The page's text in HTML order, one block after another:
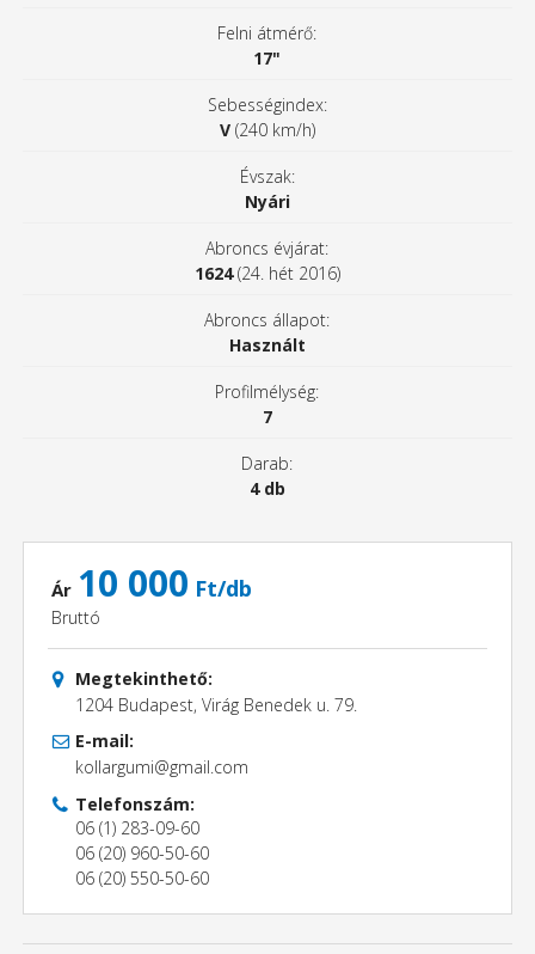
Felni átmérő:
17"
Sebességindex:
V (240 km/h)
Évszak:
Nyári
Abroncs évjárat:
1624(24. hét 2016)
Abroncs állapot:
Használt
Profilmélység:
7
Darab:
4 db
Ár 10 000 Ft/db
Bruttó
Megtekinthető:
1204 Budapest, Virág Benedek u. 79.
E-mail:
kollargumi@gmail.com
Telefonszám:
06 (1) 283-09-60
06 (20) 960-50-60
06 (20) 550-50-60